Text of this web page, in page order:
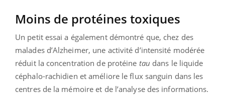
Moins de protéines toxiques
Un petit essai a également démontré que, chez des
malades d’Alzheimer, une activité d’intensité modérée
réduit la concentration de protéine tau dans le liquide
céphalo-rachidien et améliore le flux sanguin dans les
centres de la mémoire et de l’analyse des informations.